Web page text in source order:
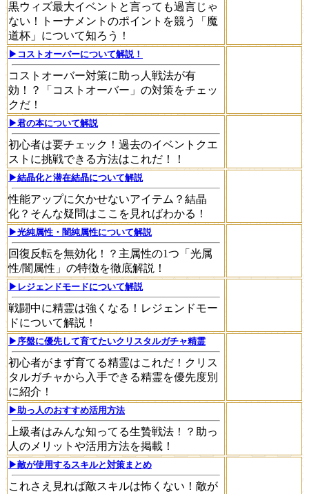
黒ウィズ最大イベントと言っても過言じゃ
ない！トーナメントのポイントを競う「魔
道杯」について知ろう！
▶コストオーバーについて解説！
コストオーバー対策に助っ人戦法が有
効！？「コストオーバー」の対策をチェッ
クだ！
▶君の本について解説
初心者は要チェック！過去のイベントクエ
ストに挑戦できる方法はこれだ！！
▶結晶化と潜在結晶について解説
性能アップに欠かせないアイテム？結晶
化？そんな疑問はここを見ればわかる！
▶光純属性・闇純属性について解説
回復反転を無効化！？主属性の1つ「光属
性/闇属性」の特徴を徹底解説！
▶レジェンドモードについて解説
戦闘中に精霊は強くなる！レジェンドモー
ドについて解説！
▶序盤に優先して育てたいクリスタルガチャ精霊
初心者がまず育てる精霊はこれだ！クリス
タルガチャから入手できる精霊を優先度別
に紹介！
▶助っ人のおすすめ活用方法
上級者はみんな知ってる生贄戦法！？助っ
人のメリットや活用方法を掲載！
▶敵が使用するスキルと対策まとめ
これさえ見れば敵スキルは怖くない！敵が